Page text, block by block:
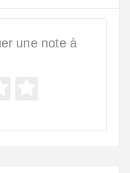
une note à